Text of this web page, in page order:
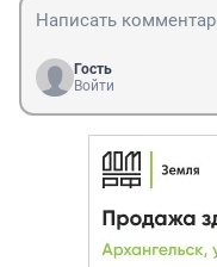
Гость
Войти